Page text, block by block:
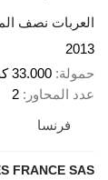
العربات نصف
2013
حمولة 33.000 كجم
عدد المحاور
2
فرنسا
FRANCE SAS